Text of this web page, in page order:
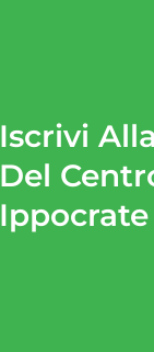
Iscrivi
Del
Ippocrate